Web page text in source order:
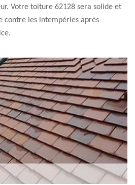
Votre toiture 62128 sera solide et
contre les intempéries après